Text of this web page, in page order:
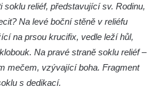
Lanny v parku
Budějovicích
II. v parku Na
Na Sadech v
soklu reliéf, představující sv. Rodinu,
Na levé boční stěně v reliéfu
na prsou krucifix, vedle leží hůl,
Na pravé straně soklu reliéf –
mečem, vzývající boha. Fragment
s dedikací.